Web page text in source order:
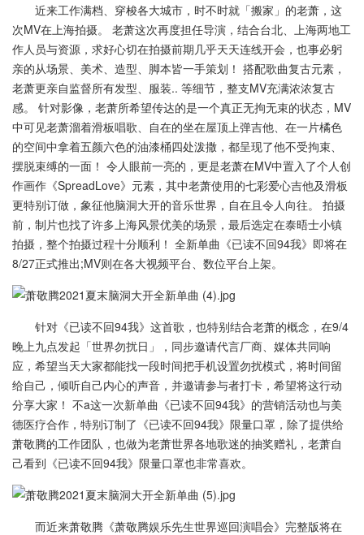
近来工作满档、穿梭各大城市，时不时就「搬家」的老萧，这
次MV在上海拍摄。 老萧这次再度担任导演，结合台北、上海两地工
作人员与资源，求好心切在拍摄前期几乎天天连线开会，也事必躬
亲的从场景、美术、造型、脚本皆一手策划！ 搭配歌曲复古元素，
老萧更亲自监督所有发型、服装.. 等细节，整支MV充满浓浓复古
感。 针对影像，老萧所希望传达的是一个真正无拘无束的状态，MV
中可见老萧溜着滑板唱歌、自在的坐在屋顶上弹吉他、在一片橘色
的空间中拿着五颜六色的油漆桶四处泼撒，都呈现了他不受拘束、
摆脱束缚的一面！ 令人眼前一亮的，更是老萧在MV中置入了个人创
作画作《SpreadLove》元素，其中老萧使用的七彩爱心吉他及滑板
更特别订做，象征他脑洞大开的音乐世界，自在且令人向往。 拍摄
前，制片也找了许多上海风景优美的场景，最后选定在泰晤士小镇
拍摄，整个拍摄过程十分顺利！ 全新单曲《已读不回94我》即将在
8/27正式推出;MV则在各大视频平台、数位平台上架。
针对《已读不回94我》这首歌，也特别结合老萧的概念，在9/4
晚上九点发起「世界勿扰日」，同步邀请代言厂商、媒体共同响
应，希望当天大家都能找一段时间把手机设置勿扰模式，将时间留
给自己，倾听自己内心的声音，并邀请参与者打卡，希望将这行动
分享大家！ 不a这一次新单曲《已读不回94我》的营销活动也与美
德医疗合作，特别订制了《已读不回94我》限量口罩，除了提供给
萧敬腾的工作团队，也做为老萧世界各地歌迷的抽奖赠礼，老萧自
己看到《已读不回94我》限量口罩也非常喜欢。
而近来萧敬腾《萧敬腾娱乐先生世界巡回演唱会》完整版将在